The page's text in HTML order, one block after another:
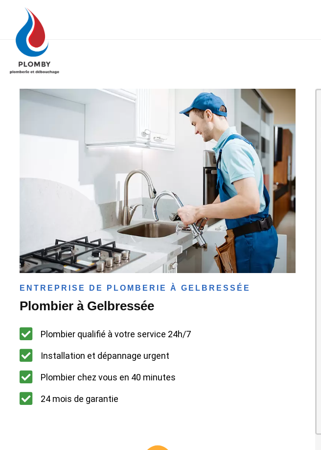
ENTREPRISE DE PLOMBERIE À GELBRESSÉE
Plombier à Gelbressée
Plombier qualifié à votre service 24h/7
Installation et dépannage urgent
Plombier chez vous en 40 minutes
24 mois de garantie